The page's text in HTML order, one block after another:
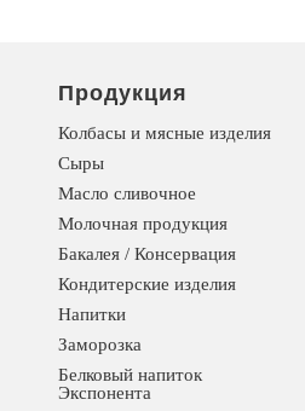
Продукция
Колбасы и мясные изделия
Сыры
Масло сливочное
Молочная продукция
Бакалея / Консервация
Кондитерские изделия
Напитки
Заморозка
Белковый напиток
Экспонента